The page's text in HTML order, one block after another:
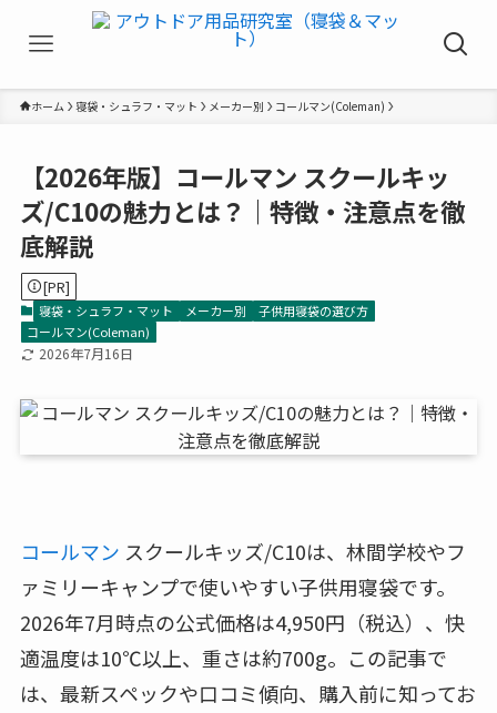
ホーム 寝袋・シュラフ・マット メーカー別 コールマン(Coleman)
【2026年版】コールマン スクールキッ
ズ/C10の魅力とは？｜特徴・注意点を徹
底解説
[PR]
寝袋・シュラフ・マット メーカー別
子供用寝袋の選び方
コールマン(Coleman)
2026年7月16日
コールマン スクールキッズ/C10は、林間学校やフ
ァミリーキャンプで使いやすい子供用寝袋です。
2026年7月時点の公式価格は4,950円（税込）、快
適温度は10℃以上、重さは約700g。この記事で
は、最新スペックや口コミ傾向、購入前に知ってお